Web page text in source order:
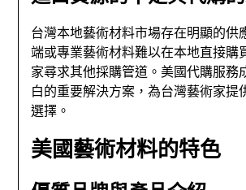
台灣本地藝術材料市場存在明顯的供
端或專業藝術材料難以在本地直接購
家尋求其他採購管道。美國代購服務
白的重要解決方案，為台灣藝術家提
選擇。
美國藝術材料的特色